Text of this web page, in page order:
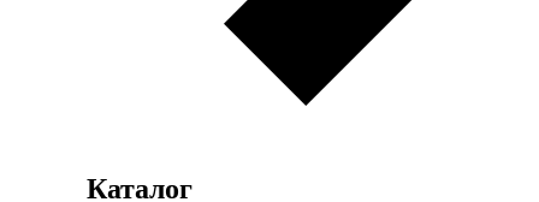
Каталог